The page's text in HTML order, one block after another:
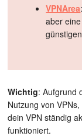
VPNArea
aber
Wichtig: Aufgrund
Nutzung von
dein VPN ständig
funktioniert.